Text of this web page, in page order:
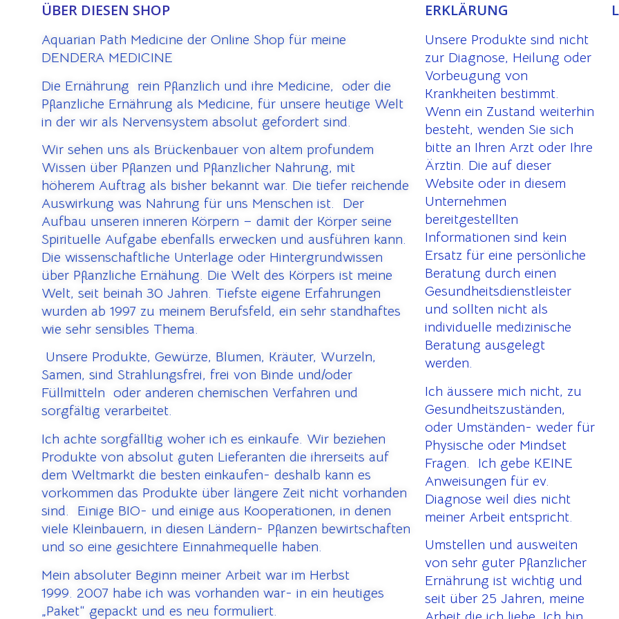
ÜBER DIESEN SHOP
Aquarian Path Medicine der Online Shop für meine
DENDERA MEDICINE
Die Ernährung rein Pflanzlich und ihre Medicine, oder die
Pflanzliche Ernährung als Medicine, für unsere heutige Welt
in der wir als Nervensystem absolut gefordert sind.
Wir sehen uns als Brückenbauer von altem profundem
Wissen über Pflanzen und Pflanzlicher Nahrung, mit
höherem Auftrag als bisher bekannt war. Die tiefer reichende
Auswirkung was Nahrung für uns Menschen ist. Der
Aufbau unseren inneren Körpern – damit der Körper seine
Spirituelle Aufgabe ebenfalls erwecken und ausführen kann.
Die wissenschaftliche Unterlage oder Hintergrundwissen
über Pflanzliche Ernähung. Die Welt des Körpers ist meine
Welt, seit beinah 30 Jahren. Tiefste eigene Erfahrungen
wurden ab 1997 zu meinem Berufsfeld, ein sehr standhaftes
wie sehr sensibles Thema.
Unsere Produkte, Gewürze, Blumen, Kräuter, Wurzeln,
Samen, sind Strahlungsfrei, frei von Binde und/oder
Füllmitteln oder anderen chemischen Verfahren und
sorgfältig verarbeitet.
Ich achte sorgfälltig woher ich es einkaufe. Wir beziehen
Produkte von absolut guten Lieferanten die ihrerseits auf
dem Weltmarkt die besten einkaufen- deshalb kann es
vorkommen das Produkte über längere Zeit nicht vorhanden
sind. Einige BIO- und einige aus Kooperationen, in denen
viele Kleinbauern, in diesen Ländern- Pflanzen bewirtschaften
und so eine gesichtere Einnahmequelle haben.
Mein absoluter Beginn meiner Arbeit war im Herbst
1999. 2007 habe ich was vorhanden war- in ein heutiges
„Paket“ gepackt und es neu formuliert.
ERKLÄRUNG
Unsere Produkte sind nicht
zur Diagnose, Heilung oder
Vorbeugung von
Krankheiten bestimmt.
Wenn ein Zustand weiterhin
besteht, wenden Sie sich
bitte an Ihren Arzt oder Ihre
Ärztin. Die auf dieser
Website oder in diesem
Unternehmen
bereitgestellten
Informationen sind kein
Ersatz für eine persönliche
Beratung durch einen
Gesundheitsdienstleister
und sollten nicht als
individuelle medizinische
Beratung ausgelegt
werden.
Ich äussere mich nicht, zu
Gesundheitszuständen,
oder Umständen- weder für
Physische oder Mindset
Fragen. Ich gebe KEINE
Anweisungen für ev.
Diagnose weil dies nicht
meiner Arbeit entspricht.
Umstellen und ausweiten
von sehr guter Pflanzlicher
Ernährung ist wichtig und
seit über 25 Jahren, meine